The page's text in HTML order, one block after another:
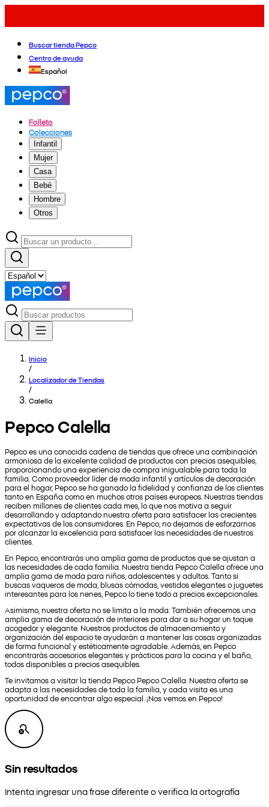
Buscar tienda Pepco
Centro de ayuda
Español
Folleto
Colecciones
Infantil
Mujer
Casa
Bebé
Hombre
Otros
Inicio
/
Localizador de Tiendas
/
Calella
Pepco Calella
Pepco es una conocida cadena de tiendas que ofrece una combinación
armoniosa de la excelente calidad de productos con precios asequibles,
proporcionando una experiencia de compra inigualable para toda la
familia. Como proveedor líder de moda infantil y artículos de decoración
para el hogar, Pepco se ha ganado la fidelidad y confianza de los clientes
tanto en España como en muchos otros países europeos. Nuestras tiendas
reciben millones de clientes cada mes, lo que nos motiva a seguir
desarrollando y adaptando nuestra oferta para satisfacer las crecientes
expectativas de los consumidores. En Pepco, no dejamos de esforzarnos
por alcanzar la excelencia para satisfacer las necesidades de nuestros
clientes.
En Pepco, encontrarás una amplia gama de productos que se ajustan a
las necesidades de cada familia. Nuestra tienda Pepco Calella ofrece una
amplia gama de moda para niños, adolescentes y adultos. Tanto si
buscas vaqueros de moda, blusas cómodas, vestidos elegantes o juguetes
interesantes para los nenes, Pepco lo tiene todo a precios excepcionales.
Asimismo, nuestra oferta no se limita a la moda. También ofrecemos una
amplia gama de decoración de interiores para dar a su hogar un toque
acogedor y elegante. Nuestros productos de almacenamiento y
organización del espacio te ayudarán a mantener las cosas organizadas
de forma funcional y estéticamente agradable. Además, en Pepco
encontrarás accesorios elegantes y prácticos para la cocina y el baño,
todos disponibles a precios asequibles.
Te invitamos a visitar la tienda Pepco Pepco Calella. Nuestra oferta se
adapta a las necesidades de toda la familia, y cada visita es una
oportunidad de encontrar algo especial. ¡Nos vemos en Pepco!
Sin resultados
Intenta ingresar una frase diferente o verifica la ortografía